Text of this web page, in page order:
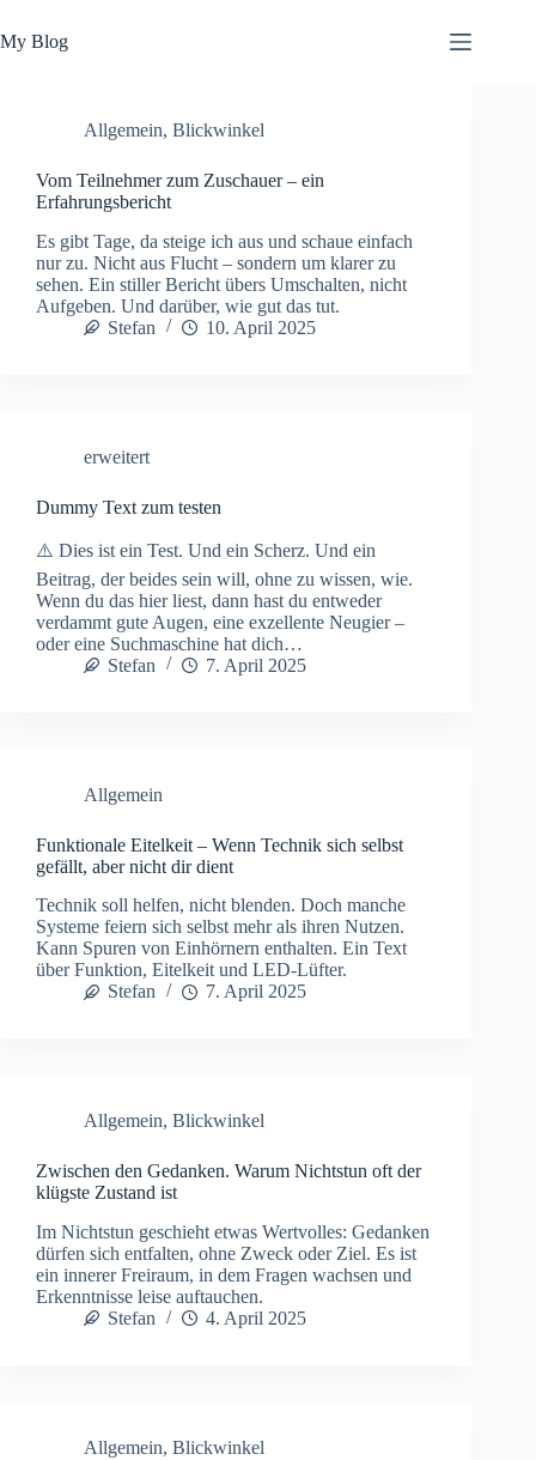
Inhalt
springen
My Blog
Allgemein, Blickwinkel
Vom Teilnehmer zum Zuschauer – ein
Erfahrungsbericht
Es gibt Tage, da steige ich aus und schaue einfach
nur zu. Nicht aus Flucht – sondern um klarer zu
sehen. Ein stiller Bericht übers Umschalten, nicht
Aufgeben. Und darüber, wie gut das tut.
Stefan
10. April 2025
erweitert
Dummy Text zum testen
⚠️ Dies ist ein Test. Und ein Scherz. Und ein
Beitrag, der beides sein will, ohne zu wissen, wie.
Wenn du das hier liest, dann hast du entweder
verdammt gute Augen, eine exzellente Neugier –
oder eine Suchmaschine hat dich…
Stefan
7. April 2025
Allgemein
Funktionale Eitelkeit – Wenn Technik sich selbst
gefällt, aber nicht dir dient
Technik soll helfen, nicht blenden. Doch manche
Systeme feiern sich selbst mehr als ihren Nutzen.
Kann Spuren von Einhörnern enthalten. Ein Text
über Funktion, Eitelkeit und LED-Lüfter.
Stefan
7. April 2025
Allgemein, Blickwinkel
Zwischen den Gedanken. Warum Nichtstun oft der
klügste Zustand ist
Im Nichtstun geschieht etwas Wertvolles: Gedanken
dürfen sich entfalten, ohne Zweck oder Ziel. Es ist
ein innerer Freiraum, in dem Fragen wachsen und
Erkenntnisse leise auftauchen.
Stefan
4. April 2025
Allgemein, Blickwinkel